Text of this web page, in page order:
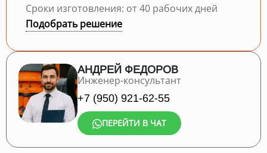
Сроки изготовления: от 40 рабочих дней
Подобрать решение
АНДРЕЙ ФЕДОРОВ
Инженер-консультант
+7 (950) 921-62-55
ПЕРЕЙТИ В ЧАТ